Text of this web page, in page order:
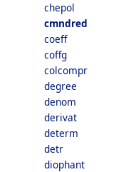
chepol
cmndred
coeff
coffg
colcompr
degree
denom
derivat
determ
detr
diophant